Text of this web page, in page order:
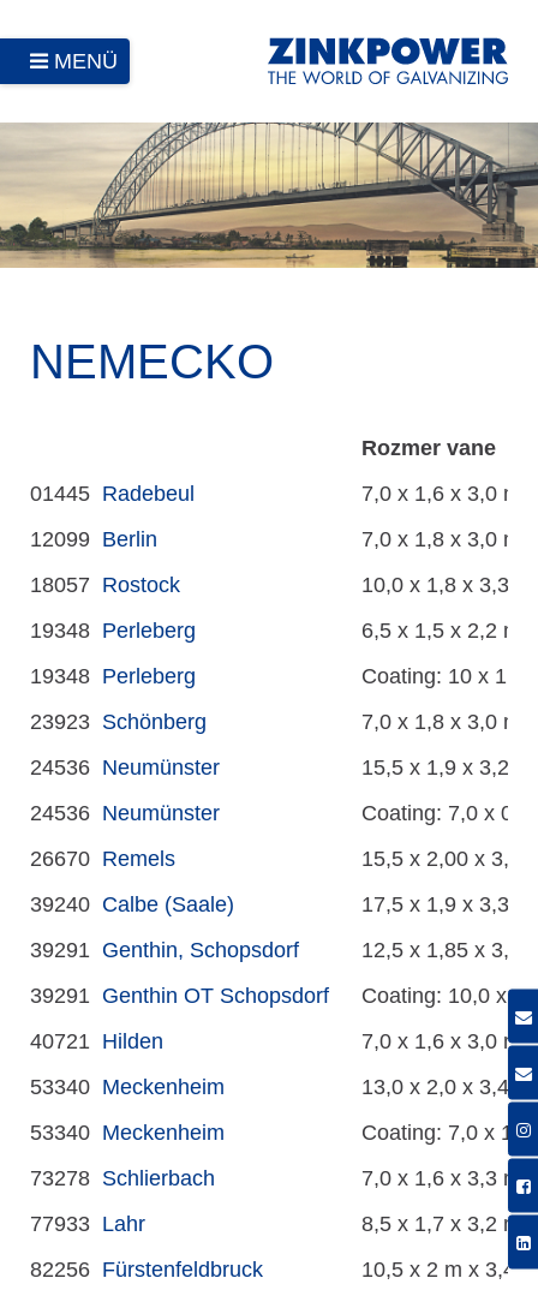
MENÜ
NEMECKO
Rozmer vane
01445 Radebeul
7,0 x 1,6 x 3,0 m
12099 Berlin
7,0 x 1,8 x 3,0 m
18057 Rostock
10,0 x 1,8 x 3,3 m
19348 Perleberg
6,5 x 1,5 x 2,2 m
19348 Perleberg
Coating: 10 x 1,5
23923 Schönberg
7,0 x 1,8 x 3,0 m
24536 Neumünster
15,5 x 1,9 x 3,2 m
24536 Neumünster
Coating: 7,0 x 0,5
26670 Remels
15,5 x 2,00 x 3,50
39240 Calbe (Saale)
17,5 x 1,9 x 3,3 m
39291 Genthin, Schopsdorf
12,5 x 1,85 x 3,25
39291 Genthin OT Schopsdorf
Coating: 10,0 x
40721 Hilden
7,0 x 1,6 x 3,0 m
53340 Meckenheim
13,0 x 2,0 x 3,4 m
53340 Meckenheim
Coating: 7,0 x 1,2
73278 Schlierbach
7,0 x 1,6 x 3,3 m
77933 Lahr
8,5 x 1,7 x 3,2 m
82256 Fürstenfeldbruck
10,5 x 2 m x 3,4 m